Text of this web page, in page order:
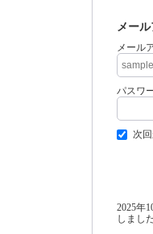
メー
メール
パスワ
次
2025年
しました